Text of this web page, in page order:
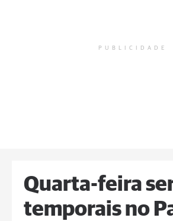
PUBLICIDADE
Quarta-feira
temporais no